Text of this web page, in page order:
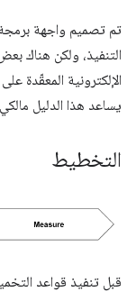
تم تصميم واجهة
التنفيذ، ولكن هناك
الإلكترونية
يساعد هذا الدليل
التخطيط
قبل تنفيذ قواعد